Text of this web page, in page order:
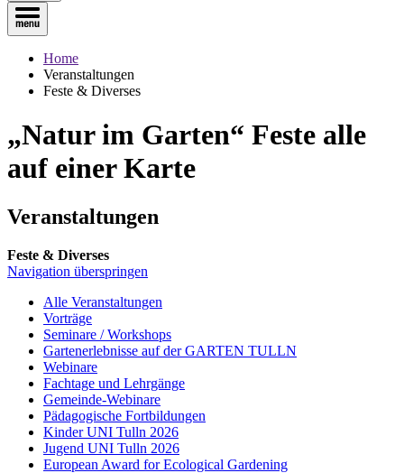
Home
Veranstaltungen
Feste & Diverses
„Natur im Garten“ Feste alle
auf einer Karte
Veranstaltungen
Feste & Diverses
Navigation überspringen
Alle Veranstaltungen
Vorträge
Seminare / Workshops
Gartenerlebnisse auf der GARTEN TULLN
Webinare
Fachtage und Lehrgänge
Gemeinde-Webinare
Pädagogische Fortbildungen
Kinder UNI Tulln 2026
Jugend UNI Tulln 2026
European Award for Ecological Gardening